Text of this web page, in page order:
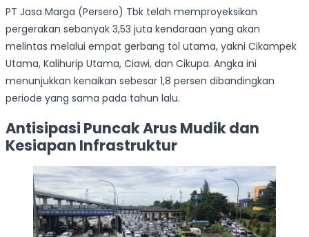
PT Jasa Marga (Persero) Tbk telah memproyeksikan
pergerakan sebanyak 3,53 juta kendaraan yang akan
melintas melalui empat gerbang tol utama, yakni Cikampek
Utama, Kalihurip Utama, Ciawi, dan Cikupa. Angka ini
menunjukkan kenaikan sebesar 1,8 persen dibandingkan
periode yang sama pada tahun lalu.
Antisipasi Puncak Arus Mudik dan
Kesiapan Infrastruktur